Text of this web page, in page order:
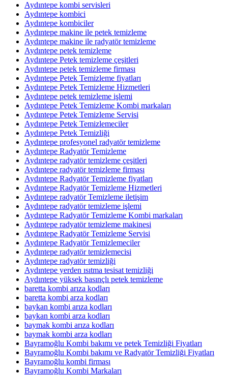
Aydıntepe kombi servisleri
Aydıntepe kombici
Aydıntepe kombiciler
Aydıntepe makine ile petek temizleme
Aydıntepe makine ile radyatör temizleme
Aydıntepe petek temizleme
Aydıntepe Petek temizleme çeşitleri
Aydıntepe petek temizleme firması
Aydıntepe Petek Temizleme fiyatları
Aydıntepe Petek Temizleme Hizmetleri
Aydıntepe petek temizleme işlemi
Aydıntepe Petek Temizleme Kombi markaları
Aydıntepe Petek Temizleme Servisi
Aydıntepe Petek Temizlemeciler
Aydıntepe Petek Temizliği
Aydıntepe profesyonel radyatör temizleme
Aydıntepe Radyatör Temizleme
Aydıntepe radyatör temizleme çeşitleri
Aydıntepe radyatör temizleme firması
Aydıntepe Radyatör Temizleme fiyatları
Aydıntepe Radyatör Temizleme Hizmetleri
Aydıntepe radyatör Temizleme iletişim
Aydıntepe radyatör temizleme işlemi
Aydıntepe Radyatör Temizleme Kombi markaları
Aydıntepe radyatör temizleme makinesi
Aydıntepe Radyatör Temizleme Servisi
Aydıntepe Radyatör Temizlemeciler
Aydıntepe radyatör temizlemecisi
Aydıntepe radyatör temizliği
Aydıntepe yerden ısıtma tesisat temizliği
Aydıntepe yüksek basınçlı petek temizleme
baretta kombi arıza kodları
baretta kombi arza kodları
baykan kombi arıza kodları
baykan kombi arza kodları
baymak kombi arıza kodları
baymak kombi arza kodları
Bayramoğlu Kombi bakımı ve petek Temizliği Fiyatları
Bayramoğlu Kombi bakımı ve Radyatör Temizliği Fiyatları
Bayramoğlu kombi firması
Bayramoğlu Kombi Markaları